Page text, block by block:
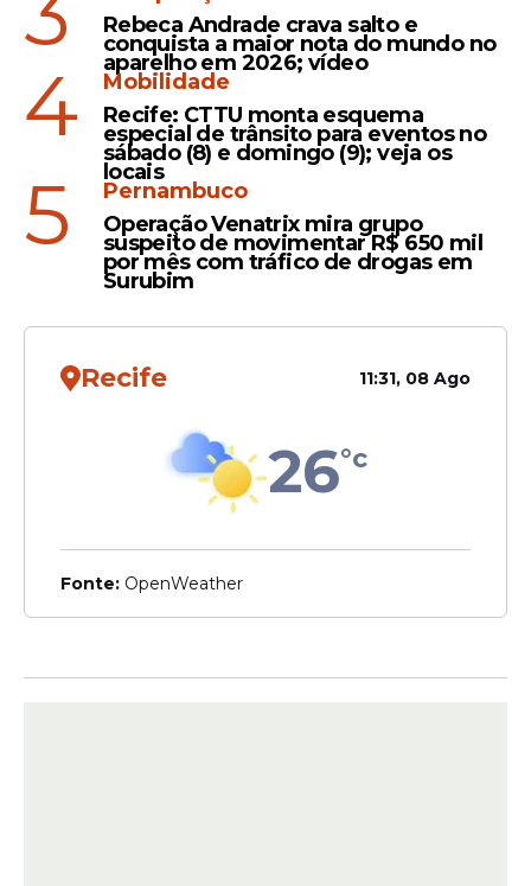
marcado por um ato de coragem que
salvou uma vida. O deputado estadual Joel
da Harpa estava com seu gabinete móvel
nas ruas, percorrendo os principais polos
de folia. Ao chegar em Bezerros, se
integrou às equipes da Polícia Militar de
Pernambuco e, enquanto acompanhava a
tropa, o parlamentar flagrou umatentativa
de feminicídio.
Leia Também
Ação
Vídeo: Joel da Harpa e
Polícia Militar impedem
tentativa de feminicídio no
Carnaval de Bezerros
Intimidação
Rebeca Andrade crava salto e
conquista a maior nota do mundo no
aparelho em 2026; vídeo
4
Mobilidade
Recife: CTTU monta esquema
especial de trânsito para eventos no
sábado (8) e domingo (9); veja os
locais
5
Pernambuco
Operação Venatrix mira grupo
suspeito de movimentar R$ 650 mil
por mês com tráfico de drogas em
Surubim
Recife 11:31, 08 Ago
26°c
Fonte: OpenWeather